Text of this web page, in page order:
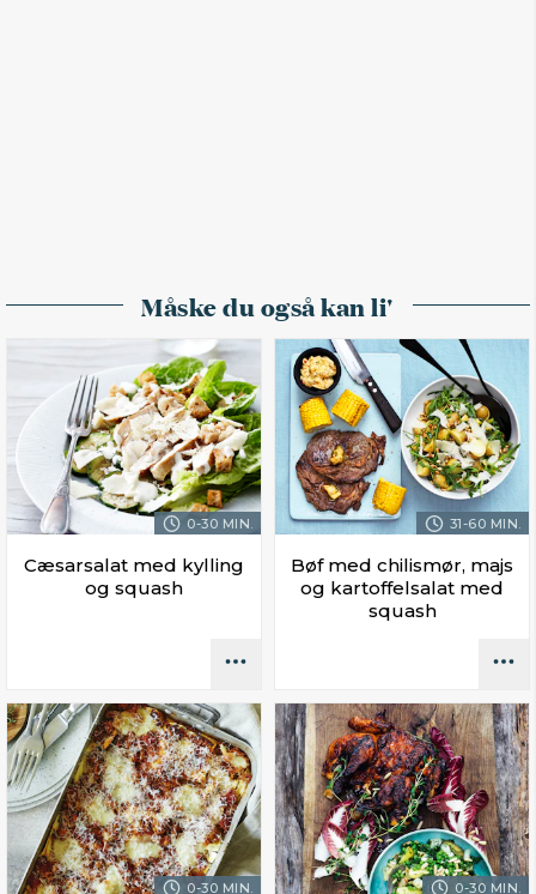
Måske du også kan li'
0-30 MIN.
Cæsarsalat med kylling
og squash
31-60 MIN.
Bøf med chilismør, majs
og kartoffelsalat med
squash
0-30 MIN. 0-30 MIN.